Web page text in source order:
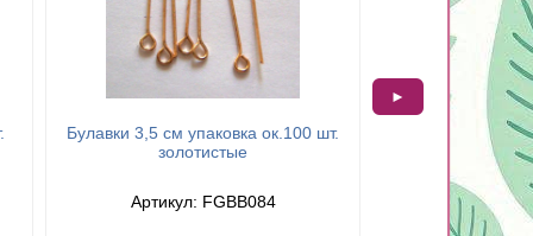
Булавки 3,5 см упаковка ок.100 шт.
золотистые
Артикул: FGBB084
Булавки 3,5 см
Артикул:
►